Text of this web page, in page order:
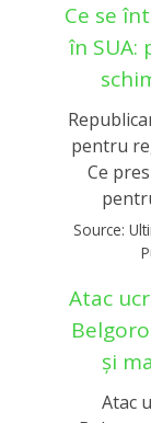
Ce se
în
pentru
Ce
Source:
Atac
și
Atac